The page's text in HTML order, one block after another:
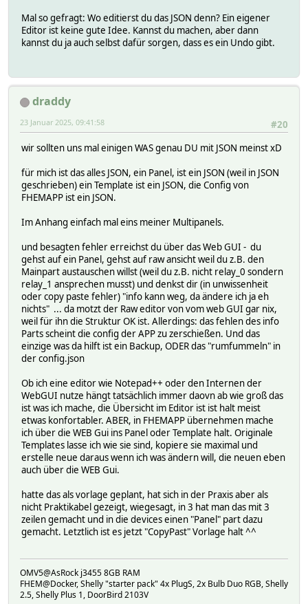
Mal so gefragt: Wo editierst du das JSON denn? Ein eigener
Editor ist keine gute Idee. Kannst du machen, aber dann
kannst du ja auch selbst dafür sorgen, dass es ein Undo gibt.
draddy
#20
23 Januar 2025, 09:41:58
wir sollten uns mal einigen WAS genau DU mit JSON meinst xD
für mich ist das alles JSON, ein Panel, ist ein JSON (weil in JSON
geschrieben) ein Template ist ein JSON, die Config von
FHEMAPP ist ein JSON.
Im Anhang einfach mal eins meiner Multipanels.
und besagten fehler erreichst du über das Web GUI - du
gehst auf ein Panel, gehst auf raw ansicht weil du z.B. den
Mainpart austauschen willst (weil du z.B. nicht relay_0 sondern
relay_1 ansprechen musst) und denkst dir (in unwissenheit
oder copy paste fehler) "info kann weg, da ändere ich ja eh
nichts" ... da motzt der Raw editor von vom web GUI gar nix,
weil für ihn die Struktur OK ist. Allerdings: das fehlen des info
Parts scheint die config der APP zu zerschießen. Und das
einzige was da hilft ist ein Backup, ODER das "rumfummeln" in
der config.json
Ob ich eine editor wie Notepad++ oder den Internen der
WebGUI nutze hängt tatsächlich immer daovn ab wie groß das
ist was ich mache, die Übersicht im Editor ist ist halt meist
etwas konfortabler. ABER, in FHEMAPP übernehmen mache
ich über die WEB Gui ins Panel oder Template halt. Originale
Templates lasse ich wie sie sind, kopiere sie maximal und
erstelle neue daraus wenn ich was ändern will, die neuen eben
auch über die WEB Gui.
hatte das als vorlage geplant, hat sich in der Praxis aber als
nicht Praktikabel gezeigt, wiegesagt, in 3 hat man das mit 3
zeilen gemacht und in die devices einen "Panel" part dazu
gemacht. Letztlich ist es jetzt "CopyPast" Vorlage halt ^^
OMV5@AsRock j3455 8GB RAM
FHEM@Docker, Shelly "starter pack" 4x PlugS, 2x Bulb Duo RGB, Shelly
2.5, Shelly Plus 1, DoorBird 2103V